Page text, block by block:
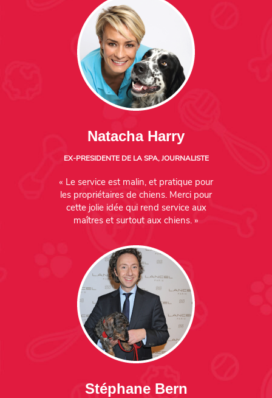
Natacha Harry
EX-PRESIDENTE DE LA SPA, JOURNALISTE
« Le service est malin, et pratique pour
les propriétaires de chiens. Merci pour
cette jolie idée qui rend service aux
maîtres et surtout aux chiens. »
Stéphane Bern